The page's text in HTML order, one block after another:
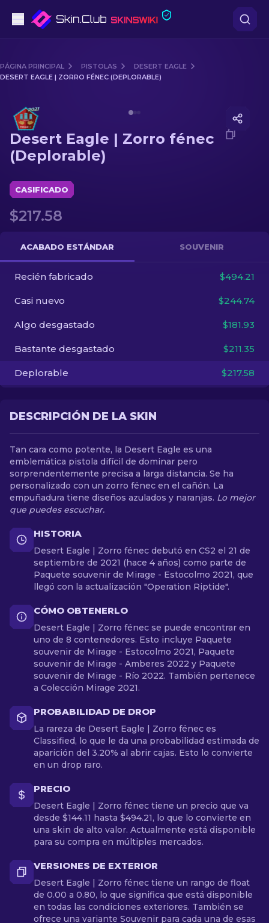
Gama media
Fusiles
Fusiles de Francotirador
Guantes
Otro
ES
PÁGINA PRINCIPAL PISTOLAS
DESERT EAGLE
DESERT EAGLE | ZORRO FÉNEC (DEPLORABLE)
Desert Eagle | Zorro fénec
(Deplorable)
CASIFICADO
$217.58
ACABADO ESTÁNDAR SOUVENIR
Recién fabricado $494.21
Casi nuevo $244.74
Algo desgastado $181.93
Bastante desgastado $211.35
Deplorable $217.58
DESCRIPCIÓN DE LA SKIN
Tan cara como potente, la Desert Eagle es una
emblemática pistola difícil de dominar pero
sorprendentemente precisa a larga distancia. Se ha
personalizado con un zorro fénec en el cañón. La
empuñadura tiene diseños azulados y naranjas. Lo mejor
que puedes escuchar.
HISTORIA
Desert Eagle | Zorro fénec debutó en CS2 el 21 de
septiembre de 2021 (hace 4 años) como parte de
Paquete souvenir de Mirage - Estocolmo 2021, que
llegó con la actualización "Operation Riptide".
CÓMO OBTENERLO
Desert Eagle | Zorro fénec se puede encontrar en
uno de 8 contenedores. Esto incluye Paquete
souvenir de Mirage - Estocolmo 2021, Paquete
souvenir de Mirage - Amberes 2022 y Paquete
souvenir de Mirage - Río 2022. También pertenece
a Colección Mirage 2021.
PROBABILIDAD DE DROP
La rareza de Desert Eagle | Zorro fénec es
Classified, lo que le da una probabilidad estimada de
aparición del 3.20% al abrir cajas. Esto lo convierte
en un drop raro.
PRECIO
Desert Eagle | Zorro fénec tiene un precio que va
desde $144.11 hasta $494.21, lo que lo convierte en
una skin de alto valor. Actualmente está disponible
para su compra en múltiples mercados.
VERSIONES DE EXTERIOR
Desert Eagle | Zorro fénec tiene un rango de float
de 0.00 a 0.80, lo que significa que está disponible
en todas las condiciones exteriores. También se
ofrece una variante Souvenir para cada una de esas